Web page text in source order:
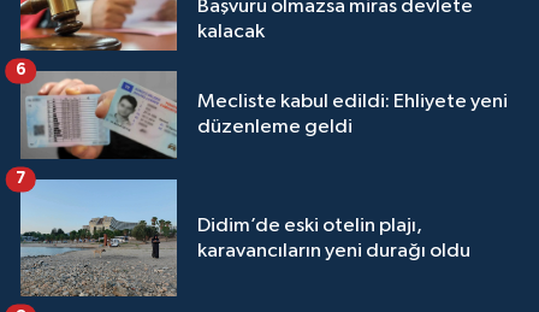
Başvuru olmazsa miras devlete
kalacak
Mecliste kabul edildi: Ehliyete yeni
düzenleme geldi
6
Didim’de eski otelin plajı,
karavancıların yeni durağı oldu
7